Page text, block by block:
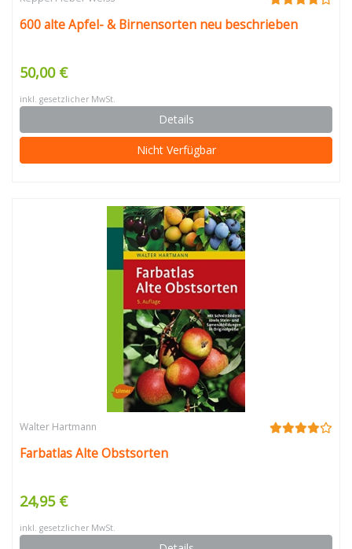
600 alte Apfel- & Birnensorten neu beschrieben
50,00 €
inkl. gesetzlicher MwSt.
Details
Nicht Verfügbar
Walter Hartmann
Farbatlas Alte Obstsorten
24,95 €
inkl. gesetzlicher MwSt.